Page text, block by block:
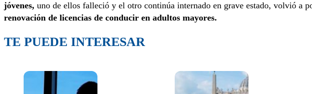
jóvenes, uno de ellos falleció y el otro continúa internado en grave estado, volvió a
renovación de licencias de conducir en adultos mayores.
TE PUEDE INTERESAR